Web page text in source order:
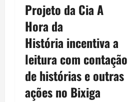
Projeto da Cia A
Hora da
História incentiva a
leitura com contação
de histórias e outras
ações no Bixiga